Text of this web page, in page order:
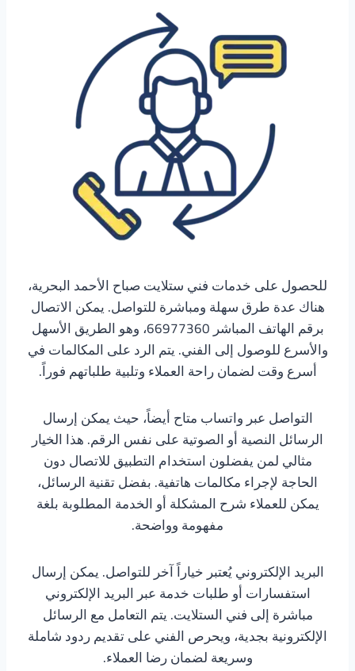
للحصول على خدمات فني ستلايت صباح الأحمد البحرية،
هناك عدة طرق سهلة ومباشرة للتواصل. يمكن الاتصال
برقم الهاتف المباشر 66977360، وهو الطريق الأسهل
والأسرع للوصول إلى الفني. يتم الرد على المكالمات في
أسرع وقت لضمان راحة العملاء وتلبية طلباتهم فوراً.
التواصل عبر واتساب متاح أيضاً، حيث يمكن إرسال
الرسائل النصية أو الصوتية على نفس الرقم. هذا الخيار
مثالي لمن يفضلون استخدام التطبيق للاتصال دون
الحاجة لإجراء مكالمات هاتفية. بفضل تقنية الرسائل،
يمكن للعملاء شرح المشكلة أو الخدمة المطلوبة بلغة
مفهومة وواضحة.
البريد الإلكتروني يُعتبر خياراً آخر للتواصل. يمكن إرسال
استفسارات أو طلبات خدمة عبر البريد الإلكتروني
مباشرة إلى فني الستلايت. يتم التعامل مع الرسائل
الإلكترونية بجدية، ويحرص الفني على تقديم ردود شاملة
وسريعة لضمان رضا العملاء.